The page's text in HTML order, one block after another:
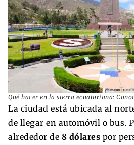
Qué hacer en la sierra ecuatoriana:
La ciudad está ubicada al
de llegar en automóvil o bus.
alrededor de 8 dólares por